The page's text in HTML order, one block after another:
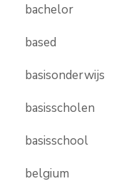
bachelor
based
basisonderwijs
basisscholen
basisschool
belgium